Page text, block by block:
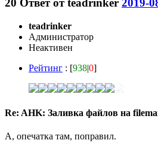
20 Ответ отteadrinker 2019-
teadrinker
Администратор
Неактивен
Рейтинг : [938|0]
Re: AHK: Заливка файлов на
А, опечатка там, поправил.